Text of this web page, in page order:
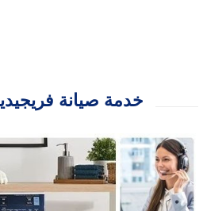
خدمة صيانة